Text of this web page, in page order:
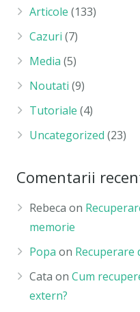
Articole (133)
Cazuri (7)
Media (5)
Noutati (9)
Tutoriale (4)
Uncategorized (23)
Comentarii
Rebeca on
memorie
Popa on Recuperare
Cata onCum
extern?